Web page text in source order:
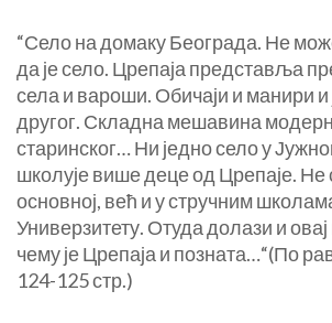
“Село на домаку Београда. Не
да је село. Црепаја представља
села и вароши. Обичаји и манири и
другог. Складна мешавина
старинског… Ни једно село у
школује више деце од Црепаје. Не
основној, већ и у стручним
Универзитету. Отуда долази и
чему је Црепаја и позната…“(По
124-125 стр.)